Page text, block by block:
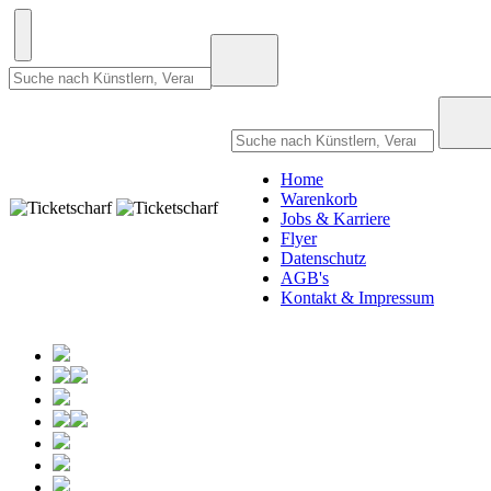
Home
Warenkorb
Jobs & Karriere
Flyer
Datenschutz
AGB's
Kontakt & Impressum